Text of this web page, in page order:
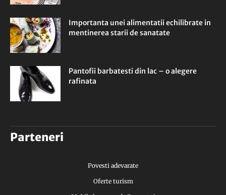
Importanta unei alimentatii echilibrate in
mentinerea starii de sanatate
Pantofii barbatesti din lac – o alegere
rafinata
Parteneri
Povesti adevarate
Oferte turism